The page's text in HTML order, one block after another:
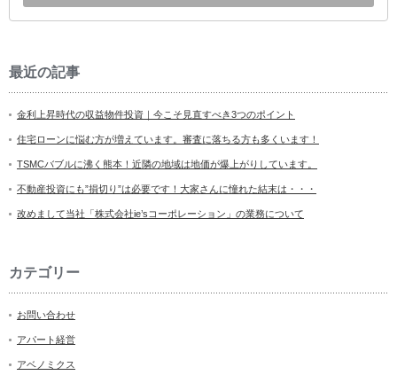
最近の記事
金利上昇時代の収益物件投資｜今こそ見直すべき3つのポイント
住宅ローンに悩む方が増えています。審査に落ちる方も多くいます！
TSMCバブルに沸く熊本！近隣の地域は地価が爆上がりしています。
不動産投資にも”損切り”は必要です！大家さんに憧れた結末は・・・
改めまして当社「株式会社ie’sコーポレーション」の業務について
カテゴリー
お問い合わせ
アパート経営
アベノミクス